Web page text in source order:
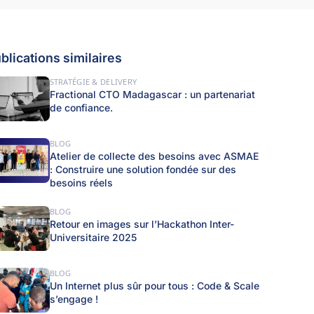
similaires
STRATÉGIE & DELIVERY
Fractional CTO Madagascar : un partenariat
de confiance.
BLOG
Atelier de collecte des besoins avec ASMAE
: Construire une solution fondée sur des
besoins réels
BLOG
Retour en images sur l’Hackathon Inter-
Universitaire 2025
BLOG
Un Internet plus sûr pour tous : Code & Scale
s’engage !